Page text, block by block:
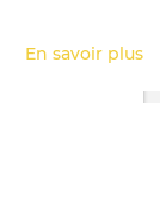
En savoir plus